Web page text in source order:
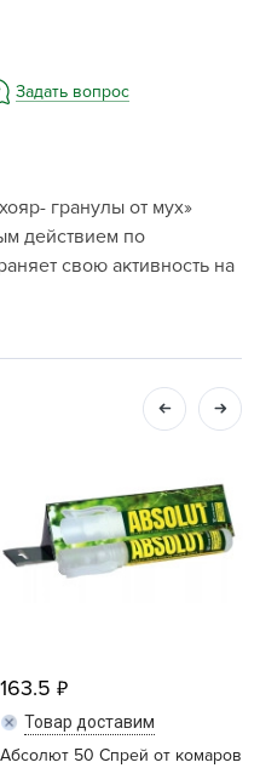
Задать вопрос
гранулы от мух»
действием по
свою активность на
163.5
Товар доставим
Абсолют 50 Спрей от комаров